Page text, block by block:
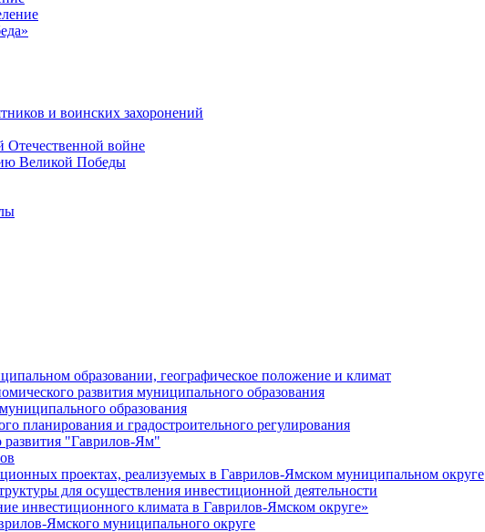
и воинских захоронений
Отечественной войне
Великой Победы
образовании, географическое положение и климат
развития муниципального образования
образования
планирования и градостроительного регулирования
"Гаврилов-Ям"
проектах, реализуемых в Гаврилов-Ямском муниципальном округе
для осуществления инвестиционной деятельности
инвестиционного климата в Гаврилов-Ямском округе»
Ямского муниципального округе